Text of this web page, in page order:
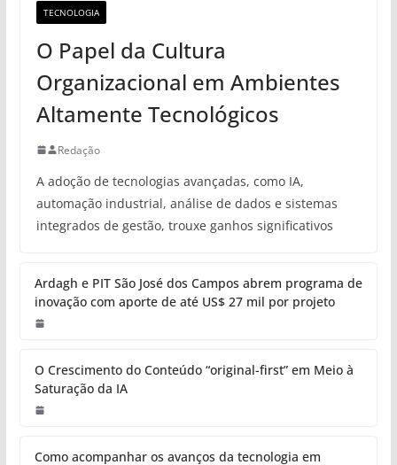
TECNOLOGIA
O Papel da Cultura
Organizacional em Ambientes
Altamente Tecnológicos
Redação
A adoção de tecnologias avançadas, como IA,
automação industrial, análise de dados e sistemas
integrados de gestão, trouxe ganhos significativos
Ardagh e PIT São José dos Campos abrem programa de
inovação com aporte de até US$ 27 mil por projeto
O Crescimento do Conteúdo “original-first” em Meio à
Saturação da IA
Como acompanhar os avanços da tecnologia em